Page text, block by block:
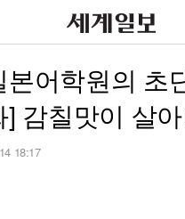
본어학원의 초
] 감칠맛이 살
18:17